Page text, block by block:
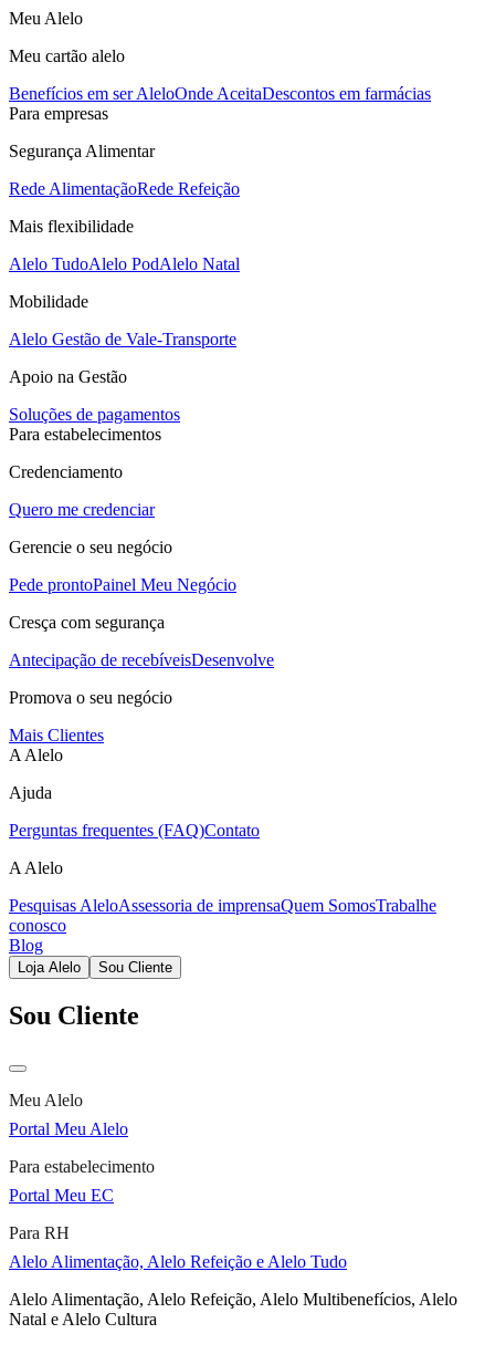
Meu Alelo
Meu cartão alelo
Benefícios em ser AleloOnde AceitaDescontos em farmácias
Para empresas
Segurança Alimentar
Rede AlimentaçãoRede Refeição
Mais flexibilidade
Alelo TudoAlelo PodAlelo Natal
Mobilidade
Alelo Gestão de Vale-Transporte
Apoio na Gestão
Soluções de pagamentos
Para estabelecimentos
Credenciamento
Quero me credenciar
Gerencie o seu negócio
Pede prontoPainel Meu Negócio
Cresça com segurança
Antecipação de recebíveisDesenvolve
Promova o seu negócio
Mais Clientes
A Alelo
Ajuda
Perguntas frequentes (FAQ)Contato
A Alelo
Pesquisas AleloAssessoria de imprensaQuem SomosTrabalhe
conosco
Blog
Loja Alelo Sou Cliente
Sou Cliente
Meu Alelo
Portal Meu Alelo
Para estabelecimento
Portal Meu EC
Para RH
Alelo Alimentação, Alelo Refeição e Alelo Tudo
Alelo Alimentação, Alelo Refeição, Alelo Multibenefícios, Alelo
Natal e Alelo Cultura